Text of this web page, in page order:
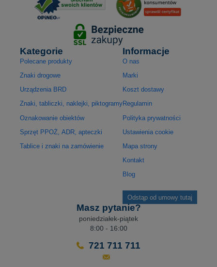
Kategorie
Polecane produkty
Znaki drogowe
Urządzenia BRD
Znaki, tabliczki, naklejki, piktogramy
Oznakowanie obiektów
Sprzęt PPOŻ, ADR, apteczki
Tablice i znaki na zamówienie
Informacje
O nas
Marki
Koszt dostawy
Regulamin
Polityka prywatności
Ustawienia cookie
Mapa strony
Kontakt
Blog
Odstąp od umowy tutaj
Masz pytanie?
poniedziałek-piątek
8:00 - 16:00
721 711 711